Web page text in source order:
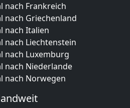
nach Frankreich
nach Griechenland
nach Italien
nach Liechtenstein
nach Luxemburg
nach Niederlande
nach Norwegen